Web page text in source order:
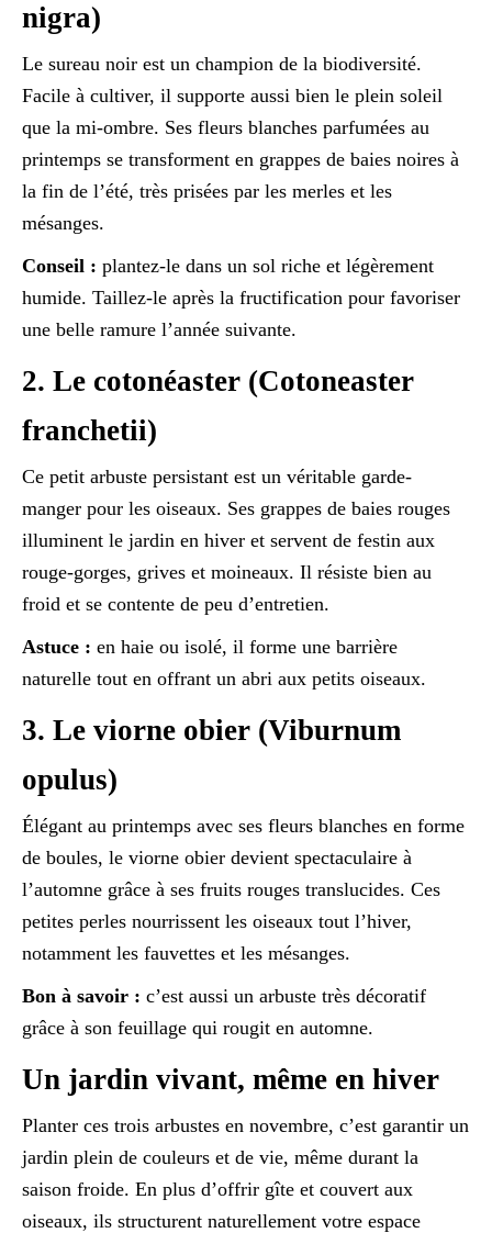
nigra)
Le sureau noir est un champion de la biodiversité.
Facile à cultiver, il supporte aussi bien le plein soleil
que la mi-ombre. Ses fleurs blanches parfumées au
printemps se transforment en grappes de baies noires à
la fin de l’été, très prisées par les merles et les
mésanges.
Conseil : plantez-le dans un sol riche et légèrement
humide. Taillez-le après la fructification pour favoriser
une belle ramure l’année suivante.
2. Le cotonéaster (Cotoneaster
franchetii)
Ce petit arbuste persistant est un véritable garde-
manger pour les oiseaux. Ses grappes de baies rouges
illuminent le jardin en hiver et servent de festin aux
rouge-gorges, grives et moineaux. Il résiste bien au
froid et se contente de peu d’entretien.
Astuce : en haie ou isolé, il forme une barrière
naturelle tout en offrant un abri aux petits oiseaux.
3. Le viorne obier (Viburnum
opulus)
Élégant au printemps avec ses fleurs blanches en forme
de boules, le viorne obier devient spectaculaire à
l’automne grâce à ses fruits rouges translucides. Ces
petites perles nourrissent les oiseaux tout l’hiver,
notamment les fauvettes et les mésanges.
Bon à savoir : c’est aussi un arbuste très décoratif
grâce à son feuillage qui rougit en automne.
Un jardin vivant, même en hiver
Planter ces trois arbustes en novembre, c’est garantir un
jardin plein de couleurs et de vie, même durant la
saison froide. En plus d’offrir gîte et couvert aux
oiseaux, ils structurent naturellement votre espace